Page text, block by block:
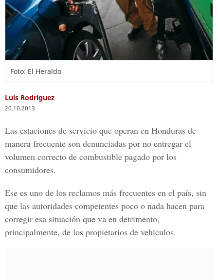
Foto: El Heraldo
Luis Rodríguez
20.10.2013
Las estaciones de servicio que operan en Honduras de
manera frecuente son denunciadas por no entregar el
volumen correcto de combustible pagado por los
consumidores.
Ese es uno de los reclamos más frecuentes en el país, sin
que las autoridades competentes poco o nada hacen para
corregir esa situación que va en detrimento,
principalmente, de los propietarios de vehículos.